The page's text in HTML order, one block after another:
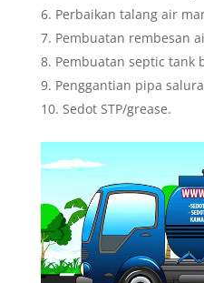
Perbaikan talang air
Pembuatan rembesan
Pembuatan septic tank
Penggantian pipa
Sedot STP/grease.